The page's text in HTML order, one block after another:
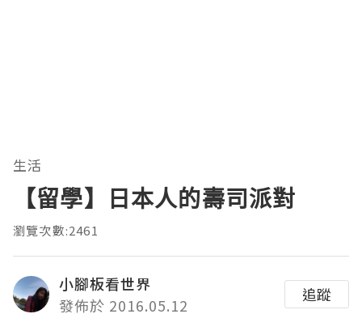
生活
【留學】日本人的壽司派對
瀏覽次數:2461
小腳板看世界
發佈於 2016.05.12
追蹤